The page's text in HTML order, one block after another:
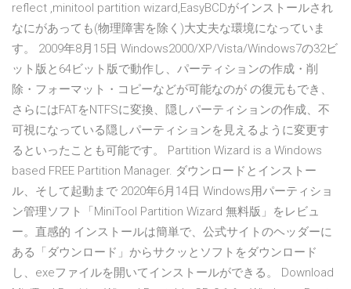
reflect ,minitool partition wizard,EasyBCDがインストールされ
なにがあっても(物理障害を除く)大丈夫な環境になっていま
す。 2009年8月15日 Windows2000/XP/Vista/Windows7の32ビ
ット版と64ビット版で動作し、パーティションの作成・削
除・フォーマット・コピーなどが可能なのが の復元もでき、
さらにはFATをNTFSに変換、隠しパーティションの作成、不
可視になっている隠しパーティションを見えるように変更す
るといったことも可能です。 Partition Wizard is a Windows
based FREE Partition Manager. ダウンロードとインストー
ル、そして起動まで 2020年6月14日 Windows用パーティショ
ン管理ソフト「MiniTool Partition Wizard 無料版」をレビュ
ー。直感的 インストールは簡単で、公式サイトのヘッダーに
ある「ダウンロード」からサクッとソフトをダウンロード
し、exeファイルを開いてインストールができる。 Download